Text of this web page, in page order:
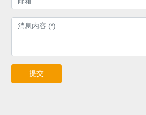
提交